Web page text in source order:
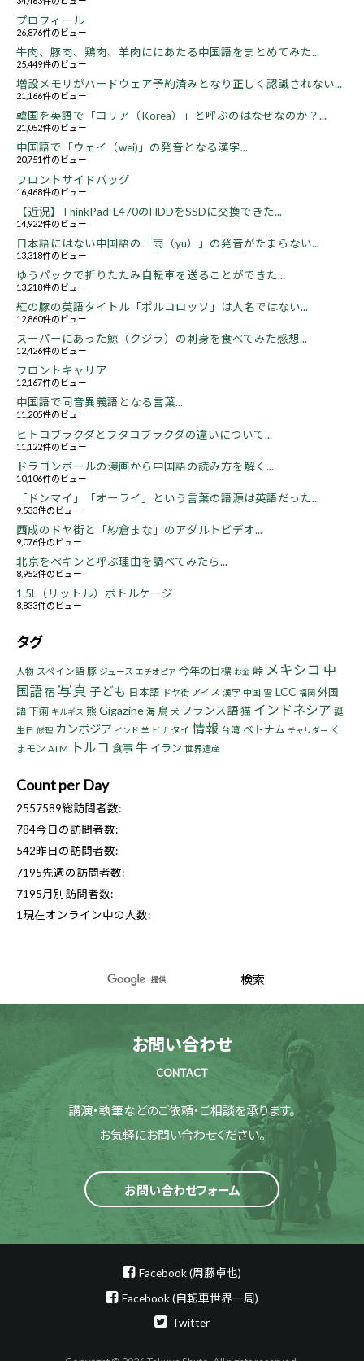
プロフィール
26,876件のビュー
牛肉、豚肉、鶏肉、羊肉ににあたる中国語をまとめてみた...
25,449件のビュー
増設メモリがハードウェア予約済みとなり正しく認識されない...
21,166件のビュー
韓国を英語で「コリア（Korea）」と呼ぶのはなぜなのか？...
21,052件のビュー
中国語で「ウェイ（wei)」の発音となる漢字...
20,751件のビュー
フロントサイドバッグ
16,468件のビュー
【近況】ThinkPad-E470のHDDをSSDに交換できた...
14,922件のビュー
日本語にはない中国語の「雨（yu）」の発音がたまらない...
13,318件のビュー
ゆうパックで折りたたみ自転車を送ることができた...
13,218件のビュー
紅の豚の英語タイトル「ポルコロッソ」は人名ではない...
12,860件のビュー
スーパーにあった鯨（クジラ）の刺身を食べてみた感想...
12,426件のビュー
フロントキャリア
12,167件のビュー
中国語で同音異義語となる言葉...
11,205件のビュー
ヒトコブラクダとフタコブラクダの違いについて...
11,122件のビュー
ドラゴンボールの漫画から中国語の読み方を解く...
10,106件のビュー
「ドンマイ」「オーライ」という言葉の語源は英語だった...
9,533件のビュー
西成のドヤ街と「紗倉まな」のアダルトビデオ...
9,076件のビュー
北京をペキンと呼ぶ理由を調べてみたら...
8,952件のビュー
1.5L（リットル）ボトルケージ
8,833件のビュー
タグ
人物 スペイン語 豚 ジュース エチオピア 今年の目標 お金 峠 メキシコ 中
国語宿 写真 子ども 日本語 ドヤ街 アイス 漢字 中国 雪 LCC 福岡 外国
語 下痢 キルギス 熊Gigazine 海 鳥 犬 フランス語猫 インドネシア 誕
生日 修理 カンボジア インド 羊 ビザ タイ 情報 台湾 ベトナム チャリダー く
まモン ATM トルコ 食事牛 イラン 世界遺産
Count per Day
2557589総訪問者数:
784今日の訪問者数:
542昨日の訪問者数:
7195先週の訪問者数:
7195月別訪問者数:
1 現在オンライン中の人数:
お問い合わせ
CONTACT
講演・執筆などのご依頼・ご相談を承ります。
お気軽にお問い合わせください。
お問い合わせフォーム
Facebook (周藤卓也)
Facebook (自転車世界一周)
Twitter